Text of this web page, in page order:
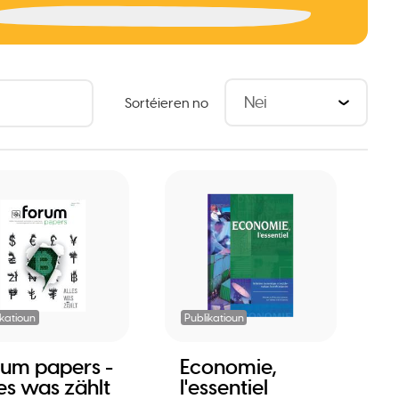
Sortéieren no
papers -
was zählt
Publikatioun
Economie,
l'essentiel